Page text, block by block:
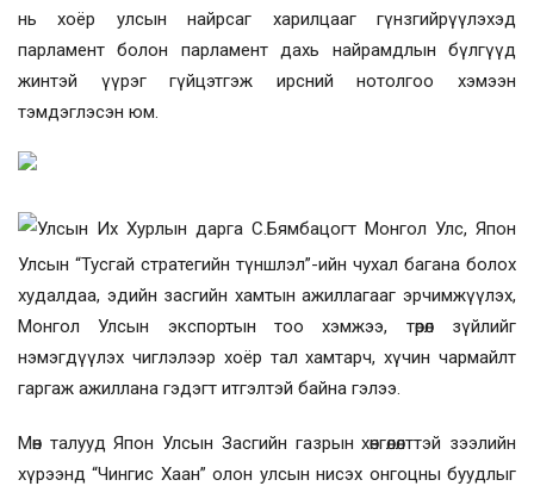
нь хоёр улсын найрсаг харилцааг гүнзгийрүүлэхэд
парламент болон парламент дахь найрамдлын
бүлгүүд
жинтэй үүрэг гүйцэтгэж ирсний нотолгоо хэмээн
тэмдэглэсэн юм.
Улсын Их Хурлын дарга С.Бямбацогт Монгол Улс, Япон
Улсын “Тусгай стратегийн түншлэл”-ийн чухал багана болох
худалдаа, эдийн засгийн хамтын ажиллагааг эрчимжүүлэх,
Монгол Улсын экспортын тоо хэмжээ, төрөл зүйлийг
нэмэгдүүлэх чиглэлээр хоёр тал хамтарч, хүчин чармайлт
гаргаж ажиллана гэдэгт итгэлтэй байна гэлээ.
Мөн талууд Япон Улсын Засгийн газрын хөнгөлөлттэй зээлийн
хүрээнд “Чингис Хаан” олон улсын нисэх онгоцны буудлыг